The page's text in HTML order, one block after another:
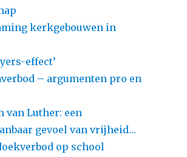
kerkgebouwen in
effect’
– argumenten pro en
van Luther: een
gevoel van vrijheid…
op school